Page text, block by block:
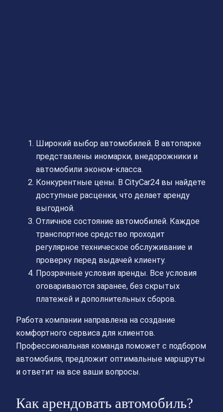
Широкий выбор автомобилей. В автопарке
представлены иномарки, внедорожники и
автомобили эконом-класса.
Конкурентные цены. В CityCar24 вы найдете
доступные расценки, что делает аренду
выгодной.
Отличное состояние автомобилей. Каждое
транспортное средство проходит
регулярное техническое обслуживание и
проверку перед выдачей клиенту.
Прозрачные условия аренды. Все условия
оговариваются заранее, без скрытых
платежей и дополнительных сборов.
Работа компании направлена на создание
комфортного сервиса для клиентов.
Профессиональная команда поможет с подбором
автомобиля, предложит оптимальные маршруты
и ответит на все ваши вопросы.
Как арендовать автомобиль?